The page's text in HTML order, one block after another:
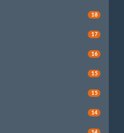
18
17
16
15
15
14